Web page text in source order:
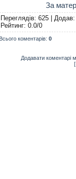
За
Переглядів: 625 | Додав
Рейтинг: 0.0/0
Всього коментарів: 0
Додавати коментарі